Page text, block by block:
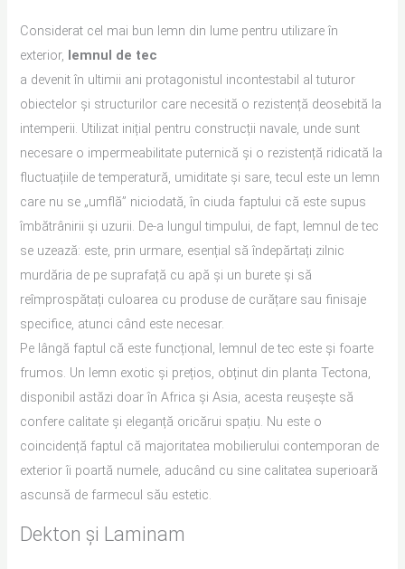
Considerat cel mai bun lemn din lume pentru utilizare în
exterior, lemnul de tec
a devenit în ultimii ani protagonistul incontestabil al tuturor
obiectelor și structurilor care necesită o rezistență deosebită la
intemperii. Utilizat inițial pentru construcții navale, unde sunt
necesare o impermeabilitate puternică și o rezistență ridicată la
fluctuațiile de temperatură, umiditate și sare, tecul este un lemn
care nu se „umflă” niciodată, în ciuda faptului că este supus
îmbătrânirii și uzurii. De-a lungul timpului, de fapt, lemnul de tec
se uzează: este, prin urmare, esențial să îndepărtați zilnic
murdăria de pe suprafață cu apă și un burete și să
reîmprospătați culoarea cu produse de curățare sau finisaje
specifice, atunci când este necesar.
Pe lângă faptul că este funcțional, lemnul de tec este și foarte
frumos. Un lemn exotic și prețios, obținut din planta Tectona,
disponibil astăzi doar în Africa și Asia, acesta reușește să
confere calitate și eleganță oricărui spațiu. Nu este o
coincidență faptul că majoritatea mobilierului contemporan de
exterior îi poartă numele, aducând cu sine calitatea superioară
ascunsă de farmecul său estetic.
Dekton și Laminam